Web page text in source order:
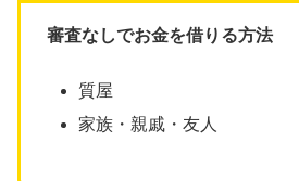
審査なしでお金を借りる方法
質屋
家族・親戚・友人